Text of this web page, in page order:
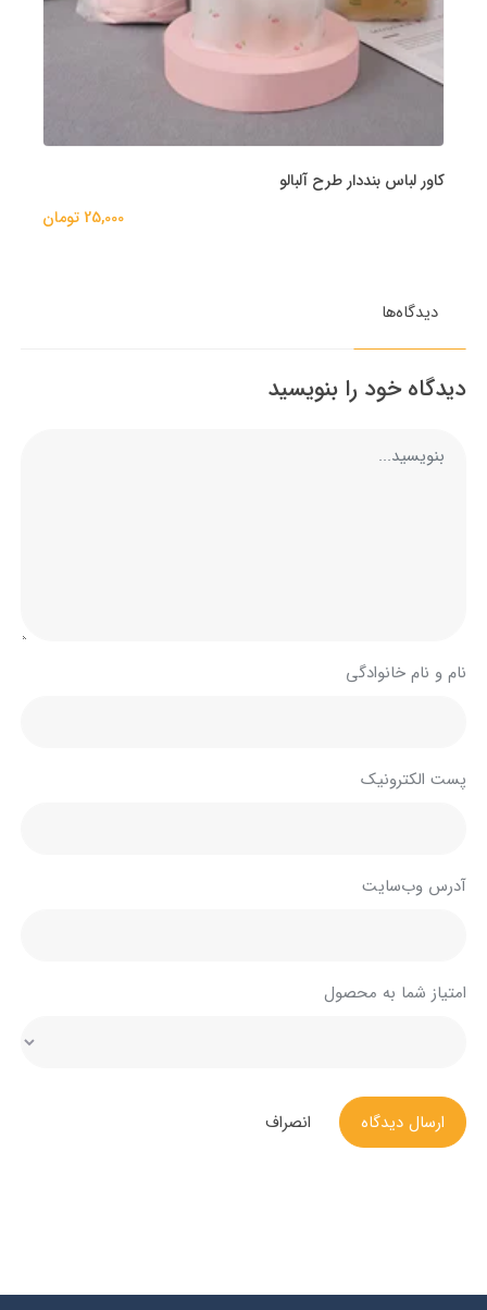
کاور لباس بنددار طرح آلبالو
25,000 تومان
دیدگاه‌ها
دیدگاه خود را بنویسید
نام و نام خانوادگی
پست الکترونیک
آدرس وب‌سایت
امتیاز شما به محصول
ارسال دیدگاه انصراف